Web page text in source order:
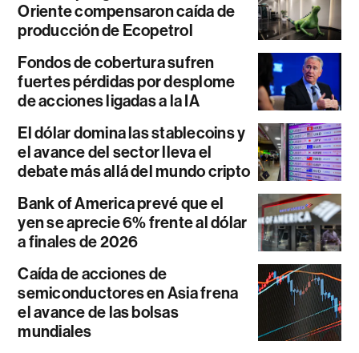
Oriente compensaron caída de
producción de Ecopetrol
Fondos de cobertura sufren
fuertes pérdidas por desplome
de acciones ligadas a la IA
El dólar domina las stablecoins y
el avance del sector lleva el
debate más allá del mundo cripto
Bank of America prevé que el
yen se aprecie 6% frente al dólar
a finales de 2026
Caída de acciones de
semiconductores en Asia frena
el avance de las bolsas
mundiales